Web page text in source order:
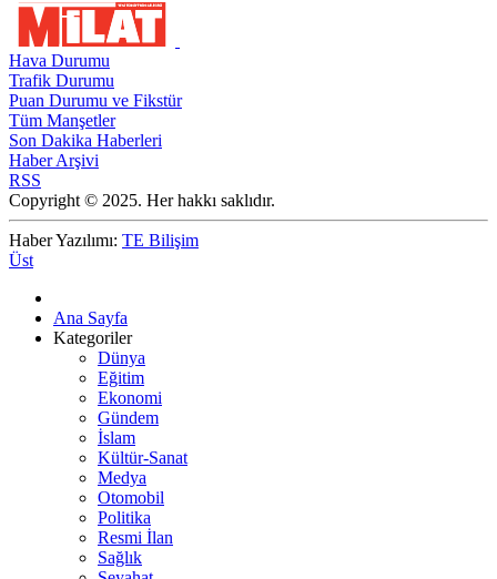
Hava Durumu
Trafik Durumu
Puan Durumu ve Fikstür
Tüm Manşetler
Son Dakika Haberleri
Haber Arşivi
RSS
Copyright © 2025. Her hakkı saklıdır.
Haber Yazılımı: TE Bilişim
Üst
Ana Sayfa
Kategoriler
Dünya
Eğitim
Ekonomi
Gündem
İslam
Kültür-Sanat
Medya
Otomobil
Politika
Resmi İlan
Sağlık